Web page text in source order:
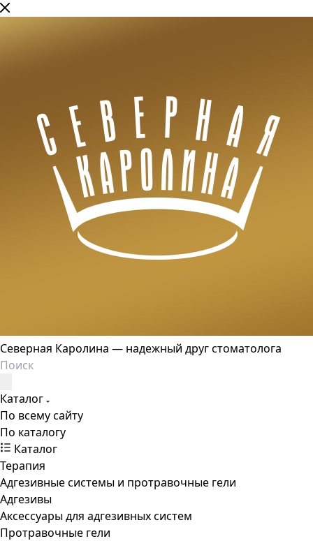
Северная Каролина — надежный друг стоматолога
Каталог
По всему сайту
По каталогу
Каталог
Терапия
Адгезивные системы и протравочные гели
Адгезивы
Аксессуары для адгезивных систем
Протравочные гели